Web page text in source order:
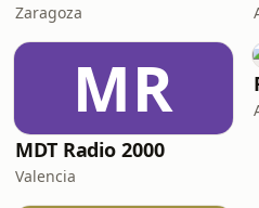
Zaragoza
MR
MDT Radio 2000
Valencia